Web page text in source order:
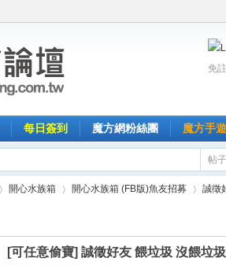
免
每日簽到 魔方網粉絲團 魔方手
帖子
開心水族箱
›
開心水族箱 (FB版)魚友招募
›
誠徵
[可任意偷寶] 誠徵好友 餵垃圾 沒餵垃